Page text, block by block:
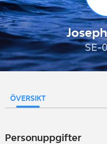
SE-
ÖVERSIKT
Personuppgifter